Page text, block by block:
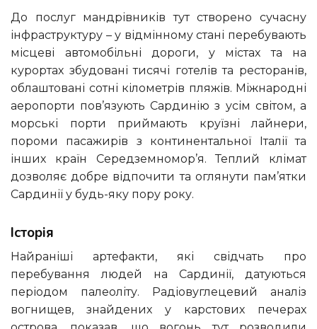
До послуг мандрівників тут створено сучасну
інфраструктуру – у відмінному стані перебувають
місцеві автомобільні дороги, у містах та на
курортах збудовані тисячі готелів та ресторанів,
облаштовані сотні кілометрів пляжів. Міжнародні
аеропорти пов’язують Сардинію з усім світом, а
морські порти приймають круїзні лайнери,
пороми пасажирів з континентальної Італії та
інших країн Середземномор’я. Теплий клімат
дозволяє добре відпочити та оглянути пам’ятки
Сардинії у будь-яку пору року.
Історія
Найраніші артефакти, які свідчать про
перебування людей на Сардинії, датуються
періодом палеоліту. Радіовуглецевий аналіз
вогнищев, знайдених у карстових печерах